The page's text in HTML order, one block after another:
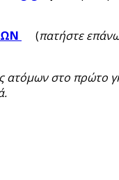
(πατήστε
ατόμων στο πρώτο